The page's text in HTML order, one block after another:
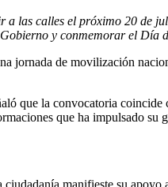
las calles el próximo 20 de
y conmemorar el Día
jornada de movilización
que la convocatoria
que ha impulsado su
manifieste su